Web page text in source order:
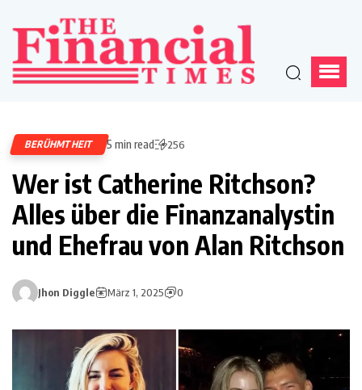
BERÜHMTHEIT 5 min read 256
Wer ist Catherine Ritchson?
Alles über die Finanzanalystin
und Ehefrau von Alan Ritchson
Jhon Diggle März 1, 2025 0